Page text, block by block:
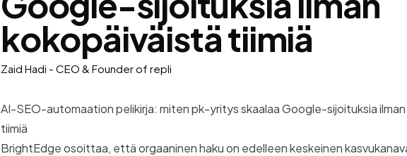
kokopäiväistä tiimiä
Zaid Hadi - CEO & Founder of repli
AI-SEO-automaation pelikirja: miten pk-yritys skaalaa Google-sijoituksia
tiimiä
BrightEdgeosoittaa, että orgaaninen haku on edelleen keskeinen